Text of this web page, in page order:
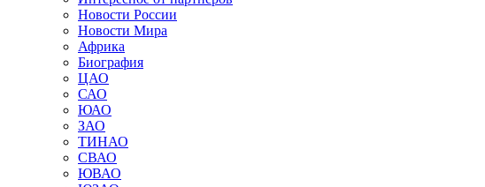
Новости России
Новости Мира
Африка
Биография
ЦАО
САО
ЮАО
ЗАО
ТИНАО
СВАО
ЮВАО